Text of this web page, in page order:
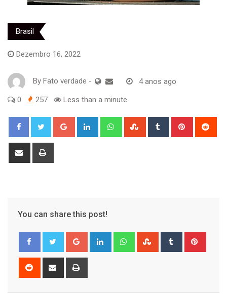
Brasil
Dezembro 16, 2022
By Fato verdade - 4 anos ago
0 257 Less than a minute
Google+ LinkedIn WhatsappStumbleUpon
Tumblr Pinterest
Share
You can share this post!
Google+ LinkedIn WhatsappStumbleUpon
Tumblr
Reddit
Share